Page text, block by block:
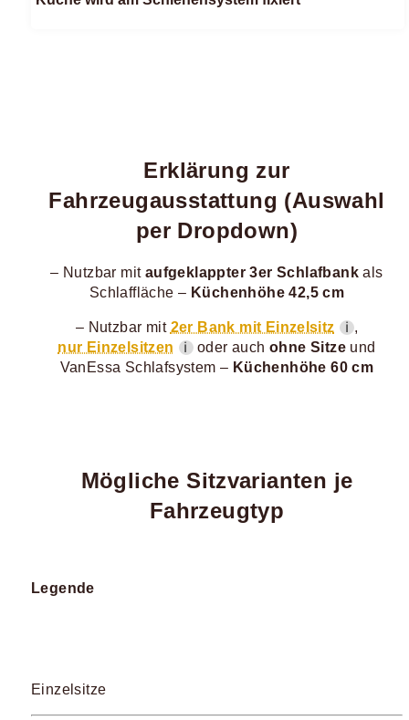
Erklärung zur
Fahrzeugausstattung (Auswahl
per Dropdown)
– Nutzbar mit aufgeklappter 3er Schlafbank als
Schlaffläche – Küchenhöhe 42,5 cm
– Nutzbar mit 2er Bank mit Einzelsitz ℹ ,
nur Einzelsitzen
ℹ oder auchohne Sitze und
VanEssa Schlafsystem – Küchenhöhe 60 cm
Mögliche Sitzvarianten je
Fahrzeugtyp
Legende
Einzelsitze